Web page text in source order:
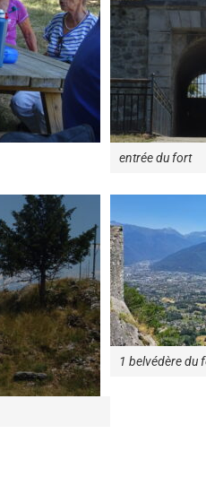
entrée du fort
1 belvédère du